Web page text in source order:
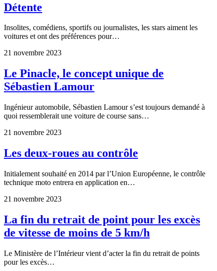
Détente
Insolites, comédiens, sportifs ou journalistes, les stars aiment les
voitures et ont des préférences pour…
21 novembre 2023
Le Pinacle, le concept unique de
Sébastien Lamour
Ingénieur automobile, Sébastien Lamour s’est toujours demandé à
quoi ressemblerait une voiture de course sans…
21 novembre 2023
Les deux-roues au contrôle
Initialement souhaité en 2014 par l’Union Européenne, le contrôle
technique moto entrera en application en…
21 novembre 2023
La fin du retrait de point pour les excès
de vitesse de moins de 5 km/h
Le Ministère de l’Intérieur vient d’acter la fin du retrait de points
pour les excès…